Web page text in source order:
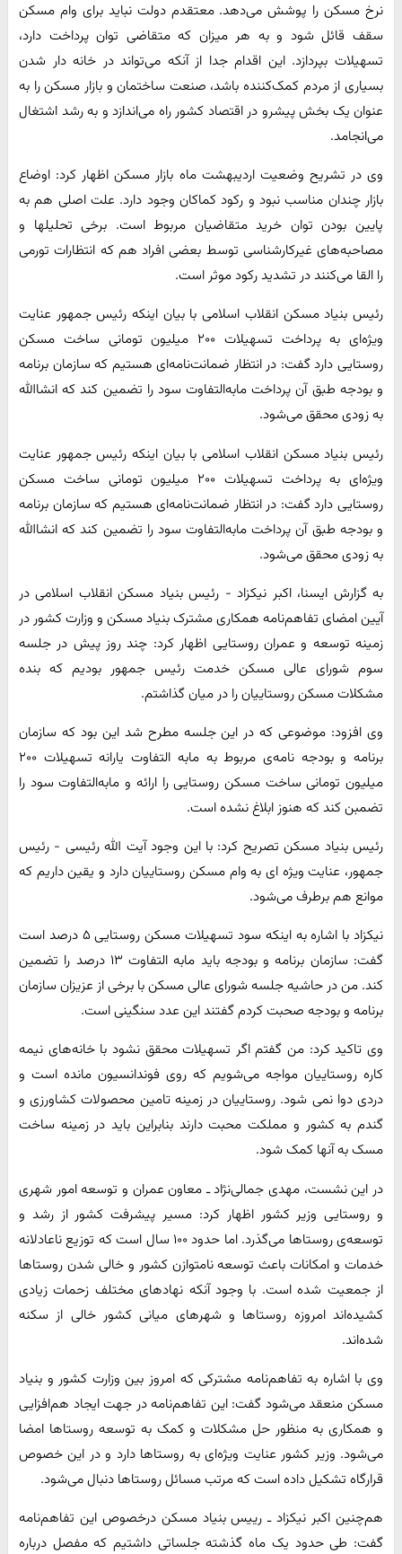
نرخ مسکن را پوشش می‌دهد. معتقدم دولت نباید برای وام مسکن
سقف قائل شود و به هر میزان که متقاضی توان پرداخت دارد،
تسهیلات بپردازد. این اقدام جدا از آنکه می‌تواند در خانه دار شدن
بسیاری از مردم کمک‌کننده باشد، صنعت ساختمان و بازار مسکن را به
عنوان یک بخش پیشرو در اقتصاد کشور راه می‌اندازد و به رشد اشتغال
می‌انجامد.
وی در تشریح وضعیت اردیبهشت ماه بازار مسکن اظهار کرد: اوضاع
بازار چندان مناسب نبود و رکود کماکان وجود دارد. علت اصلی هم به
پایین بودن توان خرید متقاضیان مربوط است. برخی تحلیلها و
مصاحبه‌های غیرکارشناسی توسط بعضی افراد هم که انتظارات تورمی
را القا می‌کنند در تشدید رکود موثر است.
رئیس بنیاد مسکن انقلاب اسلامی با بیان اینکه رئیس جمهور عنایت
ویژه‌ای به پرداخت تسهیلات ۲۰۰ میلیون تومانی ساخت مسکن
روستایی دارد گفت: در انتظار ضمانت‌نامه‌ای هستیم که سازمان برنامه
و بودجه طبق آن پرداخت مابه‌التفاوت سود را تضمین کند که انشاالله
به زودی محقق می‌شود.
رئیس بنیاد مسکن انقلاب اسلامی با بیان اینکه رئیس جمهور عنایت
ویژه‌ای به پرداخت تسهیلات ۲۰۰ میلیون تومانی ساخت مسکن
روستایی دارد گفت: در انتظار ضمانت‌نامه‌ای هستیم که سازمان برنامه
و بودجه طبق آن پرداخت مابه‌التفاوت سود را تضمین کند که انشاالله
به زودی محقق می‌شود.
به گزارش ایسنا، اکبر نیکزاد - رئیس بنیاد مسکن انقلاب اسلامی در
آیین امضای تفاهم‌نامه همکاری مشترک بنیاد مسکن و وزارت کشور در
زمینه توسعه و عمران روستایی اظهار کرد: چند روز پیش در جلسه
سوم شورای عالی مسکن خدمت رئیس جمهور بودیم که بنده
مشکلات مسکن روستاییان را در میان گذاشتم.
وی افزود: موضوعی که در این جلسه مطرح شد این بود که سازمان
برنامه و بودجه نامه‌ی مربوط به مابه التفاوت یارانه تسهیلات ۲۰۰
میلیون تومانی ساخت مسکن روستایی را ارائه و مابه‌التفاوت سود را
تضمبن کند که هنوز ابلاغ نشده است.
رئیس بنیاد مسکن تصریح کرد: با این وجود آیت الله رئیسی - رئیس
جمهور، عنایت ویژه ای به وام مسکن روستاییان دارد و یقین داریم که
موانع هم برطرف می‌شود.
نیکزاد با اشاره به اینکه سود تسهیلات مسکن روستایی ۵ درصد است
گفت: سازمان برنامه و بودجه باید مابه التفاوت ۱۳ درصد را تضمین
کند. من در حاشیه جلسه شورای عالی مسکن با برخی از عزیزان سازمان
برنامه و بودجه صحبت کردم گفتند این عدد سنگینی است.
وی تاکید کرد: من گفتم اگر تسهیلات محقق نشود با خانه‌های نیمه
کاره روستاییان مواجه می‌شویم که روی فوندانسیون مانده است و
دردی دوا نمی شود. روستاییان در زمینه تامین محصولات کشاورزی و
گندم به کشور و مملکت محبت دارند بنابراین باید در زمینه ساخت
مسک به آنها کمک شود.
در این نشست، مهدی جمالی‌نژاد ـ معاون عمران و توسعه امور شهری
و روستایی وزیر کشور اظهار کرد: مسیر پیشرفت کشور از رشد و
توسعه‌ی روستاها می‌گذرد. اما حدود ۱۰۰ سال است که توزیع ناعادلانه
خدمات و امکانات باعث توسعه نامتوازن کشور و خالی شدن روستاها
از جمعیت شده است. با وجود آنکه نهادهای مختلف زحمات زیادی
کشیده‌اند امروزه روستاها و شهرهای میانی کشور خالی از سکنه
شده‌اند.
وی با اشاره به تفاهم‌نامه مشترکی که امروز بین وزارت کشور و بنیاد
مسکن منعقد می‌شود گفت: این تفاهم‌نامه در جهت ایجاد هم‌افزایی
و همکاری به منظور حل مشکلات و کمک به توسعه روستاها امضا
می‌شود. وزیر کشور عنایت ویژه‌ای به روستاها دارد و در این خصوص
قرارگاه تشکیل داده است که مرتب مسائل روستاها دنبال می‌شود.
هم‌چنین اکبر نیکزاد ـ رییس بنیاد مسکن درخصوص این تفاهم‌نامه
گفت: طی حدود یک ماه گذشته جلساتی داشتیم که مفصل درباره